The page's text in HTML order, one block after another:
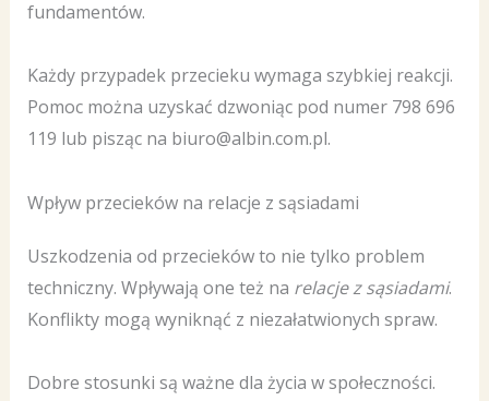
fundamentów.
Każdy przypadek przecieku wymaga szybkiej reakcji.
Pomoc można uzyskać dzwoniąc pod numer 798 696
119 lub pisząc na biuro@albin.com.pl.
Wpływ przecieków na relacje z sąsiadami
Uszkodzenia od przecieków to nie tylko problem
techniczny. Wpływają one też na relacje z sąsiadami.
Konflikty mogą wyniknąć z niezałatwionych spraw.
Dobre stosunki są ważne dla życia w społeczności.